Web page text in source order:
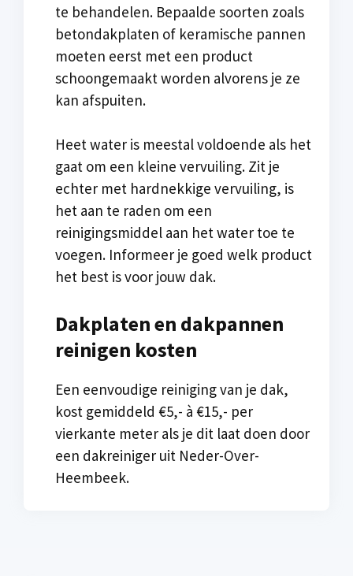
te behandelen. Bepaalde soorten zoals
betondakplaten of keramische pannen
moeten eerst met een product
schoongemaakt worden alvorens je ze
kan afspuiten.
Heet water is meestal voldoende als het
gaat om een kleine vervuiling. Zit je
echter met hardnekkige vervuiling, is
het aan te raden om een
reinigingsmiddel aan het water toe te
voegen. Informeer je goed welk product
het best is voor jouw dak.
Dakplaten en dakpannen
reinigen kosten
Een eenvoudige reiniging van je dak,
kost gemiddeld €5,- à €15,- per
vierkante meter als je dit laat doen door
een dakreiniger uit Neder-Over-
Heembeek.